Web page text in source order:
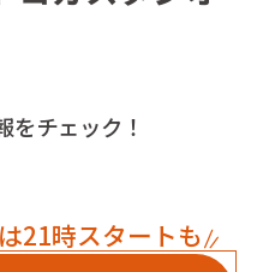
チェック！
21時スタートも